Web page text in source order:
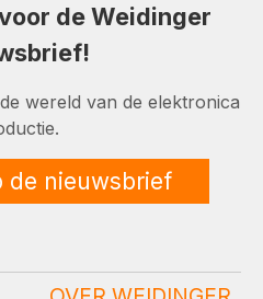
de Weidinger
wereld van de elektronica
de nieuwsbrief